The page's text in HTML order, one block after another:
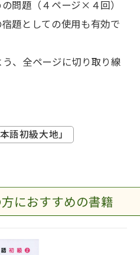
問題（４ページ×４回）
題としての使用も有効で
、全ページに切り取り線
本語初級大地」
におすすめの書籍